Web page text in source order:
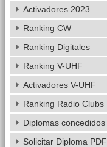
Activadores 2023
Ranking CW
Ranking Digitales
Ranking V-UHF
Activadores V-UHF
Ranking Radio Clubs
Diplomas concedidos
Solicitar Diploma PDF